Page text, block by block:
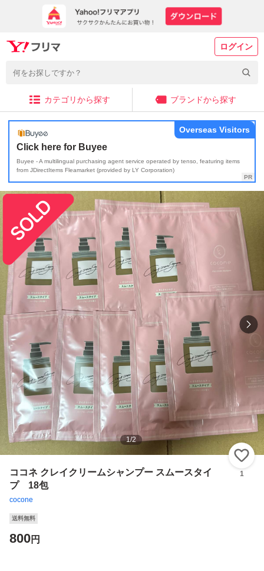
ログイン
カテゴリから探す ブランドから探す
Click here for Buyee
Buyee - A multilingual purchasing agent service operated by tenso, featuring items
from JDirectItems Fleamarket (provided by LY Corporation)
Overseas Visitors
1/2
ココネ クレイクリームシャンプー スムースタイ
プ 18包
cocone
1
送料無料
800円